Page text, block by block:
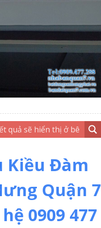
Kiều Đàm
Quận 7
0909 477